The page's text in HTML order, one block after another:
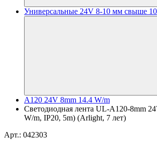
Универсальные 24V 8-10 мм свыше
A120 24V 8mm 14.4 W/m
Светодиодная лента UL-A120-8mm
W/m, IP20, 5m) (Arlight, 7 лет)
Арт.: 042303